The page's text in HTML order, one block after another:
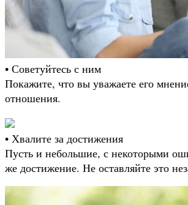
• Советуйтесь с ним
Покажите, что вы уважаете его
отношения.
• Хвалите за достижения
Пусть и небольшие, с некоторыми
же достижение. Не оставляйте это